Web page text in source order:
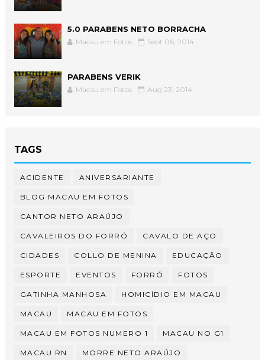
5.0 PARABENS NETO BORRACHA
Macau em Fotos Sept 06, 2014
PARABENS VERIK
Macau em Fotos Aug 23, 2014
TAGS
ACIDENTE ANIVERSARIANTE
BLOG MACAU EM FOTOS
CANTOR NETO ARAÚJO
CAVALEIROS DO FORRÓ CAVALO DE AÇO
CIDADES COLLO DE MENINA EDUCAÇÃO
ESPORTE EVENTOS FORRÓ FOTOS
GATINHA MANHOSA HOMICÍDIO EM MACAU
MACAU MACAU EM FOTOS
MACAU EM FOTOS NUMERO 1 MACAU NO G1
MACAU RN MORRE NETO ARAÚJO